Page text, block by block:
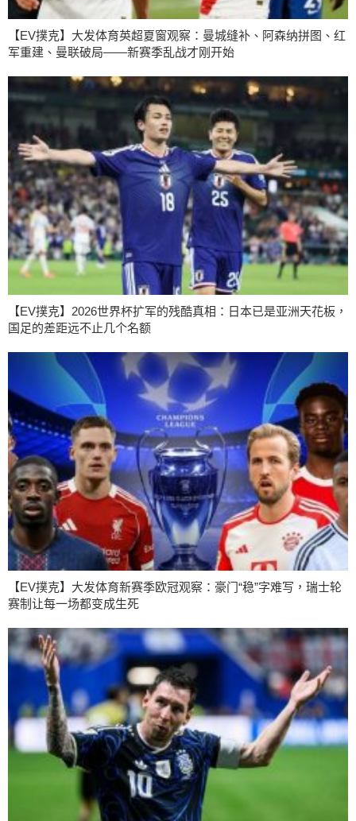
【EV撲克】大发体育英超夏窗观察：曼城缝补、阿森纳拼图、红
军重建、曼联破局——新赛季乱战才刚开始
【EV撲克】2026世界杯扩军的残酷真相：日本已是亚洲天花板，
国足的差距远不止几个名额
【EV撲克】大发体育新赛季欧冠观察：豪门“稳”字难写，瑞士轮
赛制让每一场都变成生死